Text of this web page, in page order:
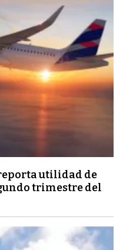
utilidad de
trimestre del